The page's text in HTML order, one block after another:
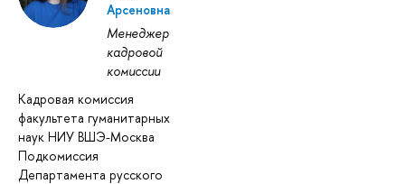
Арсеновна
Менеджер
кадровой
комиссии
Кадровая комиссия
факультета гуманитарных
наук НИУ ВШЭ-Москва
Подкомиссия
Департамента русского